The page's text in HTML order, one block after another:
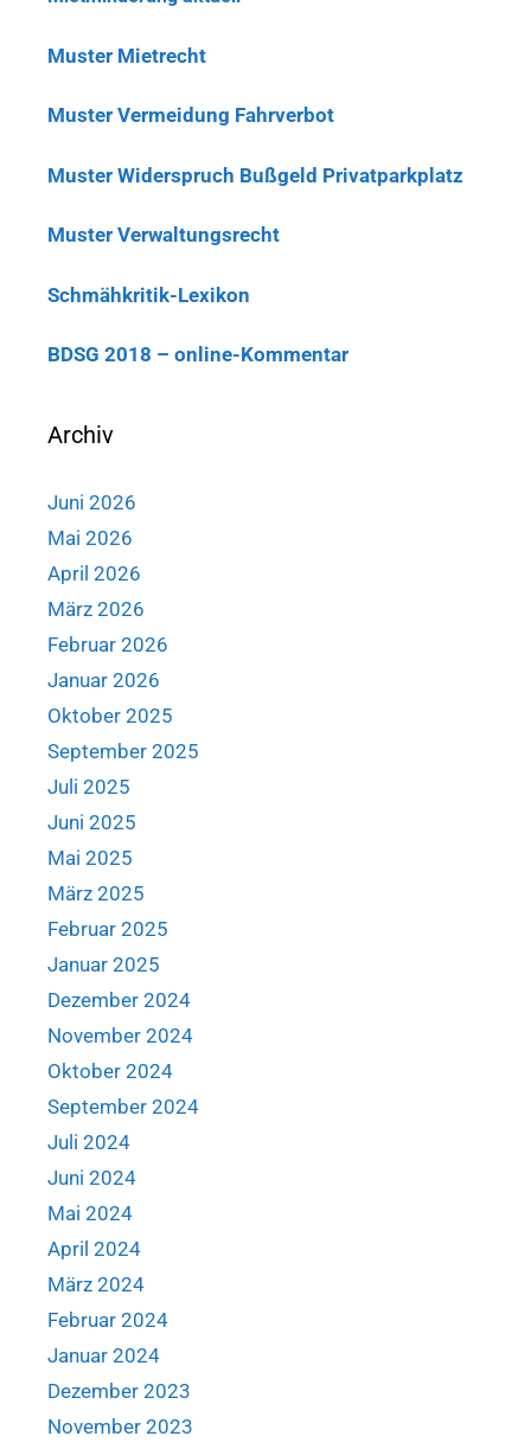
Muster Mietrecht
Muster Vermeidung Fahrverbot
Muster Widerspruch Bußgeld Privatparkplatz
Muster Verwaltungsrecht
Schmähkritik-Lexikon
BDSG 2018 – online-Kommentar
Archiv
Juni 2026
Mai 2026
April 2026
März 2026
Februar 2026
Januar 2026
Oktober 2025
September 2025
Juli 2025
Juni 2025
Mai 2025
März 2025
Februar 2025
Januar 2025
Dezember 2024
November 2024
Oktober 2024
September 2024
Juli 2024
Juni 2024
Mai 2024
April 2024
März 2024
Februar 2024
Januar 2024
Dezember 2023
November 2023